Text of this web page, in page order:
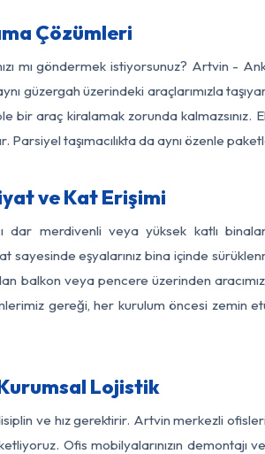
Çözümleri
mı göndermek istiyorsunuz? Artvin -
güzergah üzerindeki araçlarımızla
araç kiralamak zorunda kalmazsınız.
Parsiyel taşımacılıkta da aynı özenle
ve Kat Erişimi
dar merdivenli veya yüksek katlı
eşyalarınız bina içinde
balkon veya pencere üzerinden
gereği, her kurulum öncesi
Lojistik
ve hız gerektirir. Artvin merkezli
Ofis mobilyalarınızın demontajı